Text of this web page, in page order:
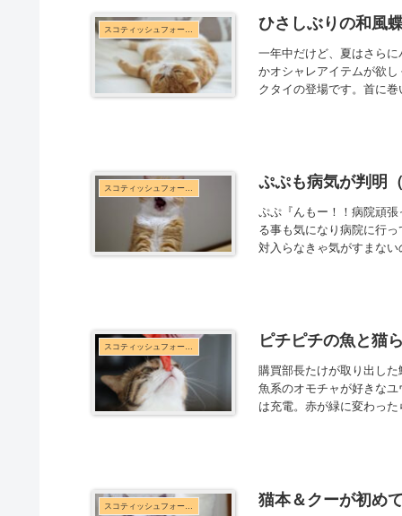
ひさしぶりの和風
一年中だけど、夏はさら
かオシャレアイテムが欲
クタイの登場です。首に
ぷぷも病気が判明
ぷぷ『んもー！！病院頑
る事も気になり病院に行
対入らなきゃ気がすまな
スコティッシュフォールド ピチピチの魚と猫
購買部長たけが取り出し
魚系のオモチャが好きな
は充電。赤が緑に変わっ
猫本＆クーが初め